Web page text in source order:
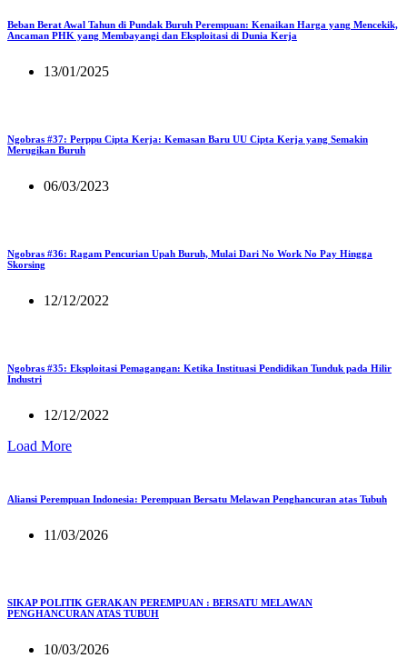
Beban Berat Awal Tahun di Pundak Buruh Perempuan: Kenaikan Harga yang Mencekik,
Ancaman PHK yang Membayangi dan Eksploitasi di Dunia Kerja
13/01/2025
Ngobras #37: Perppu Cipta Kerja: Kemasan Baru UU Cipta Kerja yang Semakin
Merugikan Buruh
06/03/2023
Ngobras #36: Ragam Pencurian Upah Buruh, Mulai Dari No Work No Pay Hingga
Skorsing
12/12/2022
Ngobras #35: Eksploitasi Pemagangan: Ketika Instituasi Pendidikan Tunduk pada Hilir
Industri
12/12/2022
Load More
Aliansi Perempuan Indonesia: Perempuan Bersatu Melawan Penghancuran atas Tubuh
11/03/2026
SIKAP POLITIK GERAKAN PEREMPUAN : BERSATU MELAWAN
PENGHANCURAN ATAS TUBUH
10/03/2026